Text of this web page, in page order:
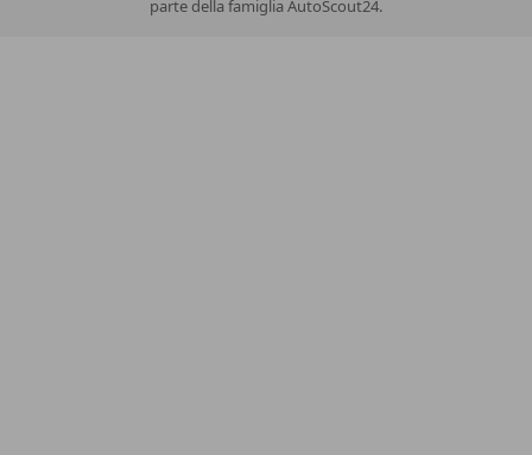
parte della famiglia AutoScout24.